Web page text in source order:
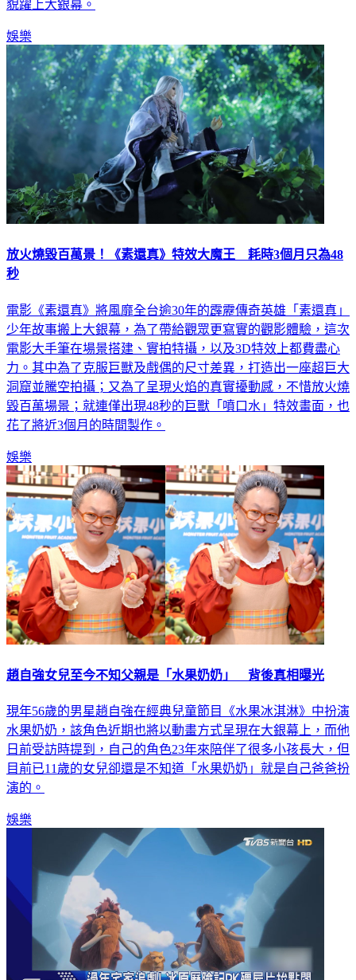
貌躍上大銀幕。
娛樂
放火燒毀百萬景！《素還真》特效大魔王 耗時3個月只為48
秒
電影《素還真》將風靡全台逾30年的霹靂傳奇英雄「素還真」
少年故事搬上大銀幕，為了帶給觀眾更寫實的觀影體驗，這次
電影大手筆在場景搭建、實拍特攝，以及3D特效上都費盡心
力。其中為了克服巨獸及戲偶的尺寸差異，打造出一座超巨大
洞窟並騰空拍攝；又為了呈現火焰的真實擾動感，不惜放火燒
毀百萬場景；就連僅出現48秒的巨獸「噴口水」特效畫面，也
花了將近3個月的時間製作。
娛樂
趙自強女兒至今不知父親是「水果奶奶」 背後真相曝光
現年56歲的男星趙自強在經典兒童節目《水果冰淇淋》中扮演
水果奶奶，該角色近期也將以動畫方式呈現在大銀幕上，而他
日前受訪時提到，自己的角色23年來陪伴了很多小孩長大，但
目前已11歲的女兒卻還是不知道「水果奶奶」就是自己爸爸扮
演的。
娛樂